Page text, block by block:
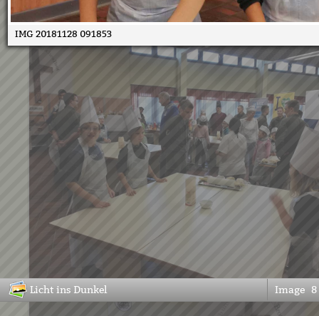
IMG 20181128 091853
Licht ins Dunkel Image 8